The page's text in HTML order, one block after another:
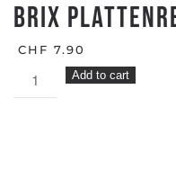
BRIX
CHF 7.90
BRIX
PLATTENREINIGER
Add to cart